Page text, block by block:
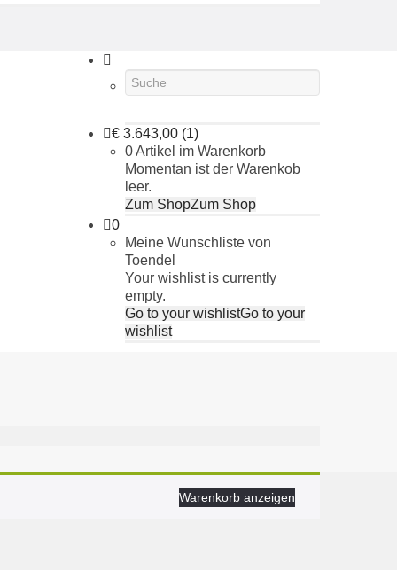
€ 3.643,00 (1)
0 Artikel im Warenkorb
Momentan ist der Warenkob
leer.
Zum ShopZum Shop
0
Meine Wunschliste von
Toendel
Your wishlist is currently
empty.
Go to your wishlistGo to your
wishlist
Warenkorb anzeigen